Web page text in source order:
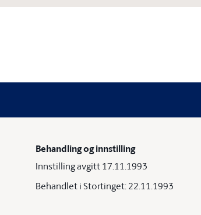
Behandling og innstilling
Innstilling avgitt 17.11.1993
Behandlet i Stortinget: 22.11.1993